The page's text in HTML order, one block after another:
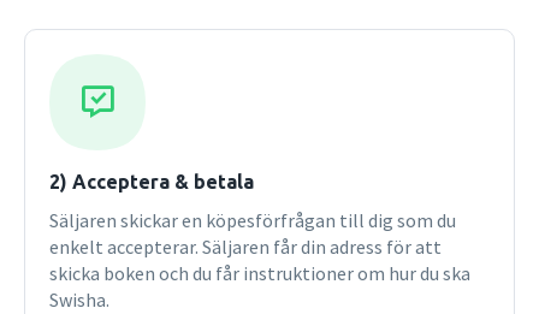
2) Acceptera & betala
Säljaren skickar en köpesförfrågan till dig som du
enkelt accepterar. Säljaren får din adress för att
skicka boken och du får instruktioner om hur du ska
Swisha.